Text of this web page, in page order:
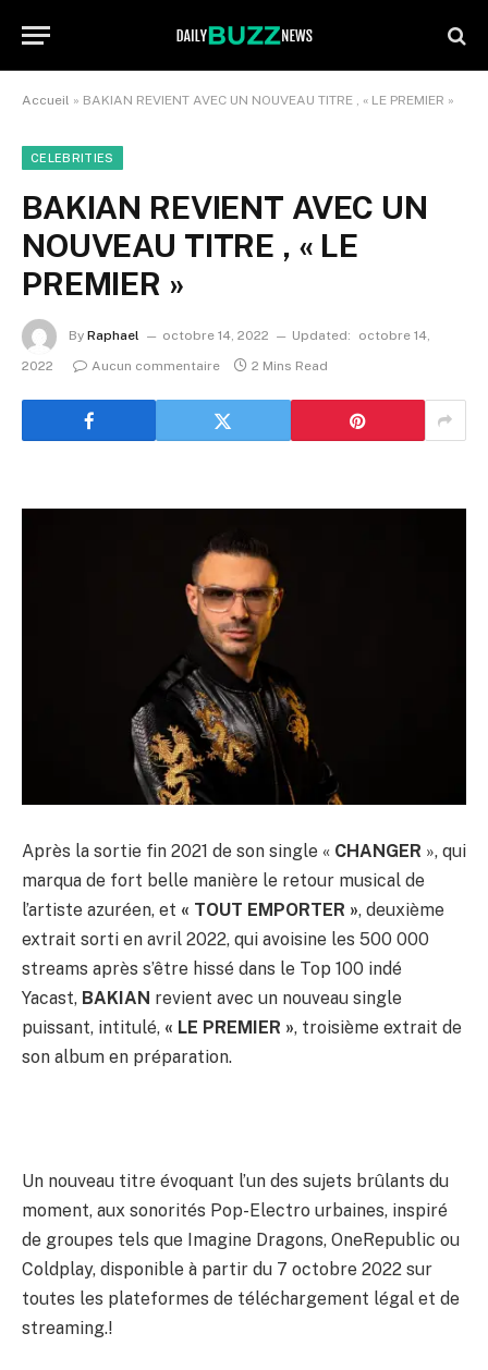
Accueil » BAKIAN REVIENT AVEC UN NOUVEAU TITRE , « LE PREMIER »
CELEBRITIES
BAKIAN REVIENT AVEC UN
NOUVEAU TITRE , « LE
PREMIER »
By Raphael octobre 14, 2022 Updated:
octobre 14,
2022
Aucun commentaire 2 Mins Read
Après la sortie fin 2021 de son single « CHANGER », qui
marqua de fort belle manière le retour musical de
l’artiste azuréen, et « TOUT EMPORTER », deuxième
extrait sorti en avril 2022, qui avoisine les 500 000
streams après s’être hissé dans le Top 100 indé
Yacast, BAKIAN revient avec un nouveau single
puissant, intitulé, « LE PREMIER », troisième extrait de
son album en préparation.
Un nouveau titre évoquant l’un des sujets brûlants du
moment, aux sonorités Pop-Electro urbaines, inspiré
de groupes tels que Imagine Dragons, OneRepublic ou
Coldplay, disponible à partir du 7 octobre 2022 sur
toutes les plateformes de téléchargement légal et de
streaming.!